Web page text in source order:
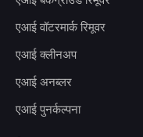
एआई वॉटरमार्क रिमूवर
एआई क्लीनअप
एआई अनब्लर
एआई पुनर्कल्पना